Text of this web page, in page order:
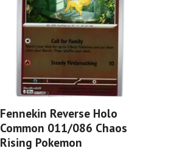
Fennekin Reverse Holo
Common 011/086 Chaos
Rising Pokemon